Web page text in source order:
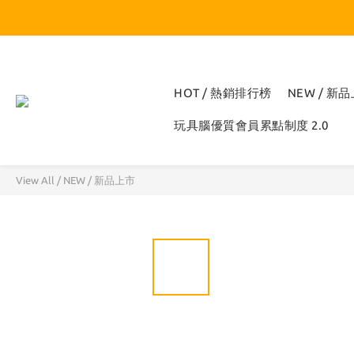
HOT / 熱銷排行榜 NEW / 新品
玩具腦優質會員累點制度 2.0
View All / NEW / 新品上市